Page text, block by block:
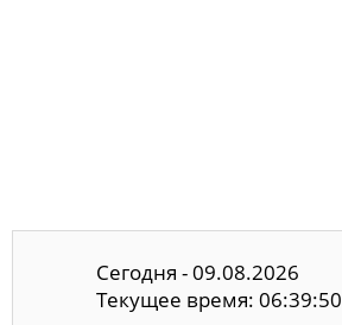
Сегодня - 09.08.2026
Текущее время: 06:39:51